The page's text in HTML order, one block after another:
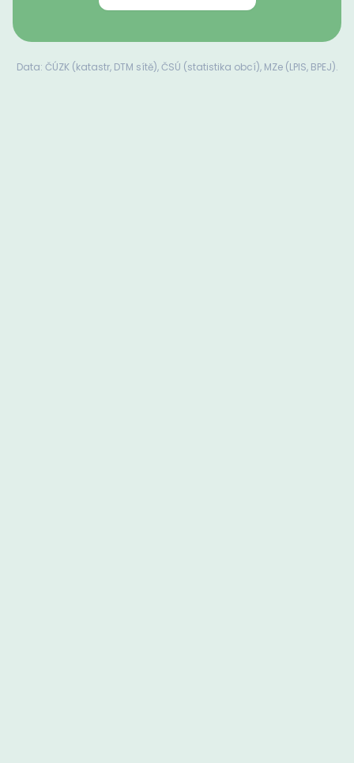
Data: ČÚZK (katastr, DTM sítě), ČSÚ (statistika obcí), MZe (LPIS, BPEJ).